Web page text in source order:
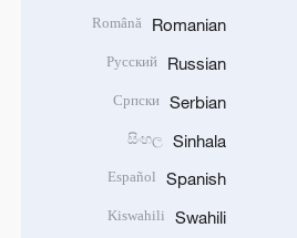
Romanian
Română
Russian
Русский
Serbian
Српски
Sinhala
සිංහල
Spanish
Español
Swahili
Kiswahili